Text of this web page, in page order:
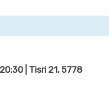
20:30 | Tisri 21, 5778